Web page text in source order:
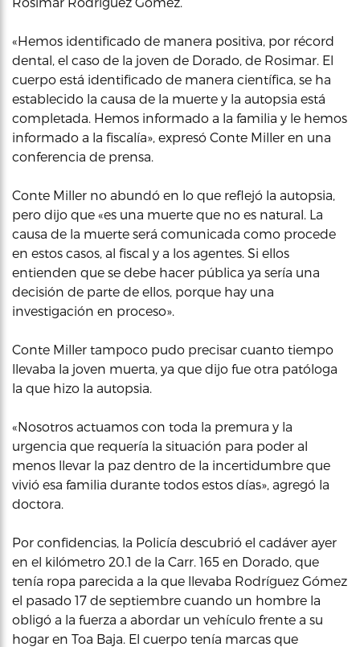
«Hemos identificado de manera positiva, por récord
dental, el caso de la joven de Dorado, de Rosimar. El
cuerpo está identificado de manera científica, se ha
establecido la causa de la muerte y la autopsia está
completada. Hemos informado a la familia y le hemos
informado a la fiscalía», expresó Conte Miller en una
conferencia de prensa.
Conte Miller no abundó en lo que reflejó la autopsia,
pero dijo que «es una muerte que no es natural. La
causa de la muerte será comunicada como procede
en estos casos, al fiscal y a los agentes. Si ellos
entienden que se debe hacer pública ya sería una
decisión de parte de ellos, porque hay una
investigación en proceso».
Conte Miller tampoco pudo precisar cuanto tiempo
llevaba la joven muerta, ya que dijo fue otra patóloga
la que hizo la autopsia.
«Nosotros actuamos con toda la premura y la
urgencia que requería la situación para poder al
menos llevar la paz dentro de la incertidumbre que
vivió esa familia durante todos estos días», agregó la
doctora.
Por confidencias, la Policía descubrió el cadáver ayer
en el kilómetro 20.1 de la Carr. 165 en Dorado, que
tenía ropa parecida a la que llevaba Rodríguez Gómez
el pasado 17 de septiembre cuando un hombre la
obligó a la fuerza a abordar un vehículo frente a su
hogar en Toa Baja. El cuerpo tenía marcas que